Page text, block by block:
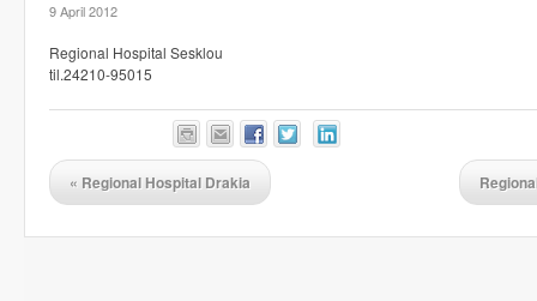
9 April 2012
Regional Hospital Sesklou
til.24210-95015
« Regional Hospital Drakia